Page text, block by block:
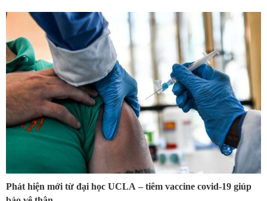
Phát hiện mới từ đại học UCLA – tiêm vaccine covid-19 giúp